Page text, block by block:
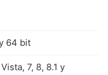
64 bit
7, 8, 8.1 y